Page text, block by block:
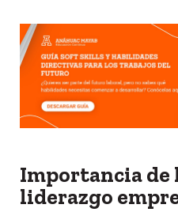
Importancia de
liderazgo